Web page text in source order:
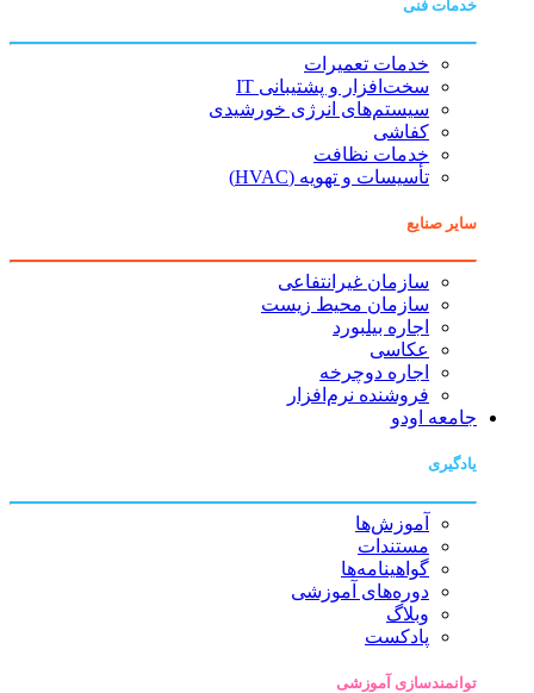
خدمات فنی
خدمات تعمیرات
سخت‌افزار و پشتیبانی IT
سیستم‌های انرژی خورشیدی
کفاشی
خدمات نظافت
تأسیسات و تهویه (HVAC)
سایر صنایع
سازمان غیرانتفاعی
سازمان محیط زیست
اجاره بیلبورد
عکاسی
اجاره دوچرخه
فروشنده نرم‌افزار
جامعه اودو
یادگیری
آموزش‌ها
مستندات
گواهینامه‌ها
دوره‌های آموزشی
وبلاگ
پادکست
توانمندسازی آموزشی